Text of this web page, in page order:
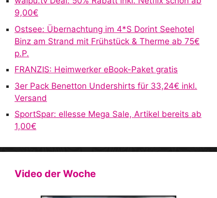
9,00€
Ostsee: Übernachtung im 4*S Dorint Seehotel
Binz am Strand mit Frühstück & Therme ab 75€
p.P.
FRANZIS: Heimwerker eBook-Paket gratis
3er Pack Benetton Undershirts für 33,24€ inkl.
Versand
SportSpar: ellesse Mega Sale, Artikel bereits ab
1,00€
Video der Woche